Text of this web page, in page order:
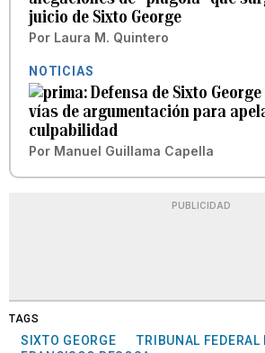
juicio de Sixto George
Por Laura M. Quintero
NOTICIAS
Defensa de Sixto
vías de argumentación para
culpabilidad
Por Manuel Guillama Capella
PUBLICIDAD
TAGS
SIXTO GEORGE
TRIBUNAL FEDERAL